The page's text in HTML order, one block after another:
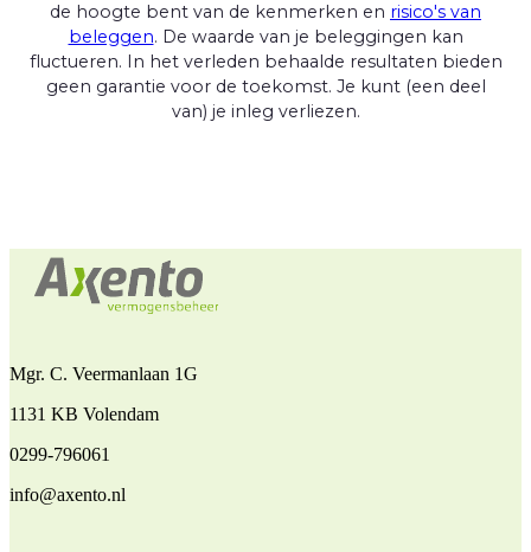
de hoogte bent van de kenmerken en risico's van
beleggen. De waarde van je beleggingen kan
fluctueren. In het verleden behaalde resultaten bieden
geen garantie voor de toekomst. Je kunt (een deel
van) je inleg verliezen.
Mgr. C. Veermanlaan 1G
1131 KB Volendam
0299-796061
info@axento.nl